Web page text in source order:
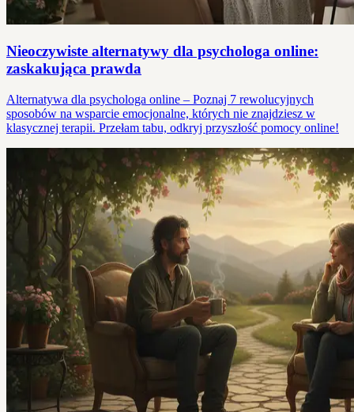
Nieoczywiste alternatywy dla psychologa online:
zaskakująca prawda
Alternatywa dla psychologa online – Poznaj 7 rewolucyjnych
sposobów na wsparcie emocjonalne, których nie znajdziesz w
klasycznej terapii. Przełam tabu, odkryj przyszłość pomocy online!